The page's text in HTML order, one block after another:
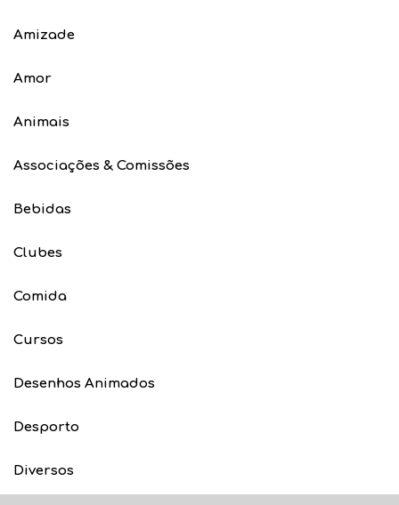
Amizade
Amor
Animais
Associações & Comissões
Bebidas
Clubes
Comida
Cursos
Desenhos Animados
Desporto
Diversos